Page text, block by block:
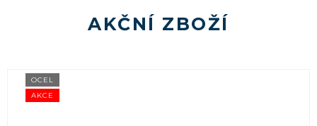
AKČNÍ ZBOŽÍ
AKCE
OCEL